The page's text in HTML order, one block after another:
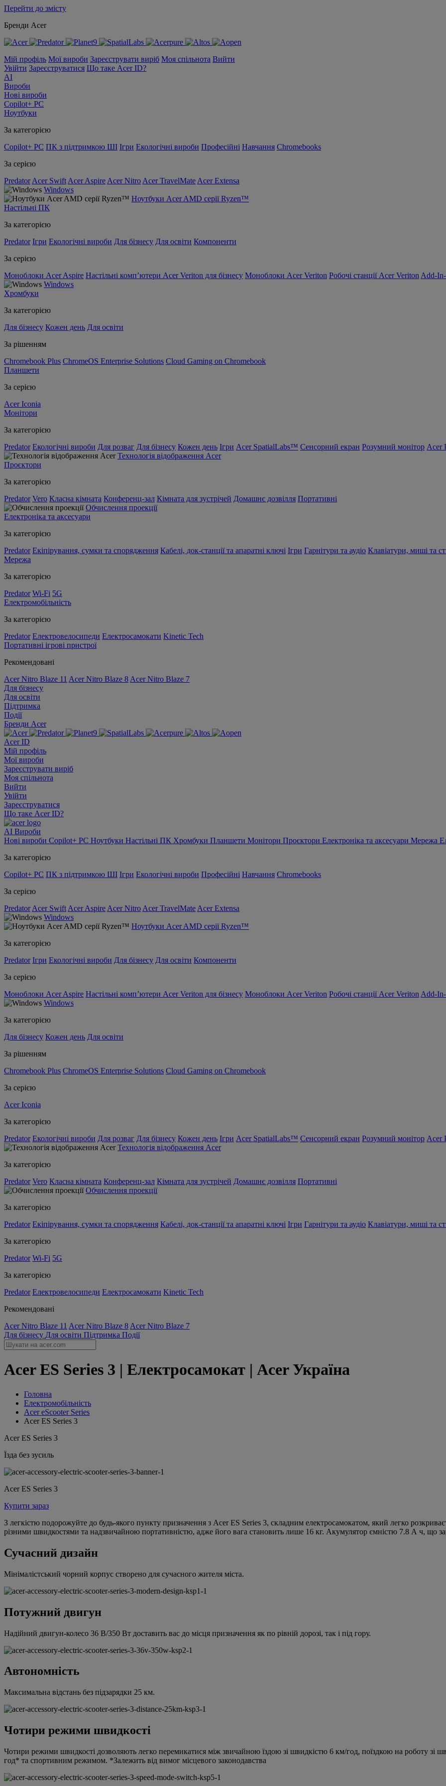
Перейти до змісту
Бренди Acer
Мій профіль Мої вироби Зареєструвати виріб Моя спільнота Вийти
Увійти Зареєструватися Що таке Acer ID?
AI
Вироби
Нові вироби
Copilot+ PC
Ноутбуки
За категорією
Copilot+ PC ПК з підтримкою ШІ Ігри Екологічні вироби Професійні Навчання Chromebooks
За серією
Predator Acer Swift Acer Aspire Acer Nitro Acer TravelMate Acer Extensa
Windows
Ноутбуки Acer AMD серії Ryzen™
Настільні ПК
За категорією
Predator Ігри Екологічні вироби Для бізнесу Для освіти Компоненти
За серією
Моноблоки Acer Aspire Настільні комп’ютери Acer Veriton для бізнесу Моноблоки Acer Veriton Робочі станції Acer Veriton Add-
Windows
Хромбуки
За категорією
Для бізнесу Кожен день Для освіти
За рішенням
Chromebook Plus ChromeOS Enterprise Solutions Cloud Gaming on Chromebook
Планшети
За серією
Acer Iconia
Монітори
За категорією
Predator Екологічні вироби Для розваг Для бізнесу Кожен день Ігри Acer SpatialLabs™ Сенсорний екран Розумний монітор Acer
Технологія відображення Acer
Проєктори
За категорією
Predator Vero Класна кімната Конференц-зал Кімната для зустрічей Домашнє дозвілля Портативні
Обчислення проекції
Електроніка та аксесуари
За категорією
Predator Екіпірування, сумки та спорядження Кабелі, док-станції та апаратні ключі Ігри Гарнітури та аудіо Клавіатури, миші та
Мережа
За категорією
Predator Wi-Fi 5G
Електромобільність
За категорією
Predator Електровелосипеди Електросамокати Kinetic Tech
Портативні ігрові пристрої
Рекомендовані
Acer Nitro Blaze 11 Acer Nitro Blaze 8 Acer Nitro Blaze 7
Для бізнесу
Для освіти
Підтримка
Події
Бренди Acer
Acer ID
Мій профіль
Мої вироби
Зареєструвати виріб
Моя спільнота
Вийти
Увійти
Зареєструватися
Що таке Acer ID?
AI Вироби
Нові вироби Copilot+ PC Ноутбуки Настільні ПК Хромбуки Планшети Монітори Проєктори Електроніка та аксесуари Мережа
За категорією
Copilot+ PC ПК з підтримкою ШІ Ігри Екологічні вироби Професійні Навчання Chromebooks
За серією
Predator Acer Swift Acer Aspire Acer Nitro Acer TravelMate Acer Extensa
Windows
Ноутбуки Acer AMD серії Ryzen™
За категорією
Predator Ігри Екологічні вироби Для бізнесу Для освіти Компоненти
За серією
Моноблоки Acer Aspire Настільні комп’ютери Acer Veriton для бізнесу Моноблоки Acer Veriton Робочі станції Acer Veriton Add-
Windows
За категорією
Для бізнесу Кожен день Для освіти
За рішенням
Chromebook Plus ChromeOS Enterprise Solutions Cloud Gaming on Chromebook
За серією
Acer Iconia
За категорією
Predator Екологічні вироби Для розваг Для бізнесу Кожен день Ігри Acer SpatialLabs™ Сенсорний екран Розумний монітор Acer
Технологія відображення Acer
За категорією
Predator Vero Класна кімната Конференц-зал Кімната для зустрічей Домашнє дозвілля Портативні
Обчислення проекції
За категорією
Predator Екіпірування, сумки та спорядження Кабелі, док-станції та апаратні ключі Ігри Гарнітури та аудіо Клавіатури, миші та
За категорією
Predator Wi-Fi 5G
За категорією
Predator Електровелосипеди Електросамокати Kinetic Tech
Рекомендовані
Acer Nitro Blaze 11 Acer Nitro Blaze 8 Acer Nitro Blaze 7
Для бізнесу Для освіти Підтримка Події
Acer ES Series 3 | Електросамокат | Acer Україна
Головна
Електромобільність
Acer eScooter Series
Acer ES Series 3
Acer ES Series 3
Їзда без зусиль
Acer ES Series 3
Купити зараз
З легкістю подорожуйте до будь-якого пункту призначення з Acer ES Series 3, складним електросамокатом, який легко
різними швидкостями та надзвичайною портативністю, адже його вага становить лише 16 кг. Акумулятор ємністю 7.8 А ч, що
Сучасний дизайн
Мінімалістський чорний корпус створено для сучасного жителя міста.
Потужний двигун
Надійний двигун-колесо 36 В/350 Вт доставить вас до місця призначення як по рівній дорозі, так і під гору.
Автономність
Максимальна відстань без підзарядки 25 км.
Чотири режими швидкості
Чотири режими швидкості дозволяють легко перемикатися між звичайною їздою зі швидкістю 6 км/год, поїздкою на роботу
год* та спортивним режимом. *Залежить від вимог місцевого законодавства